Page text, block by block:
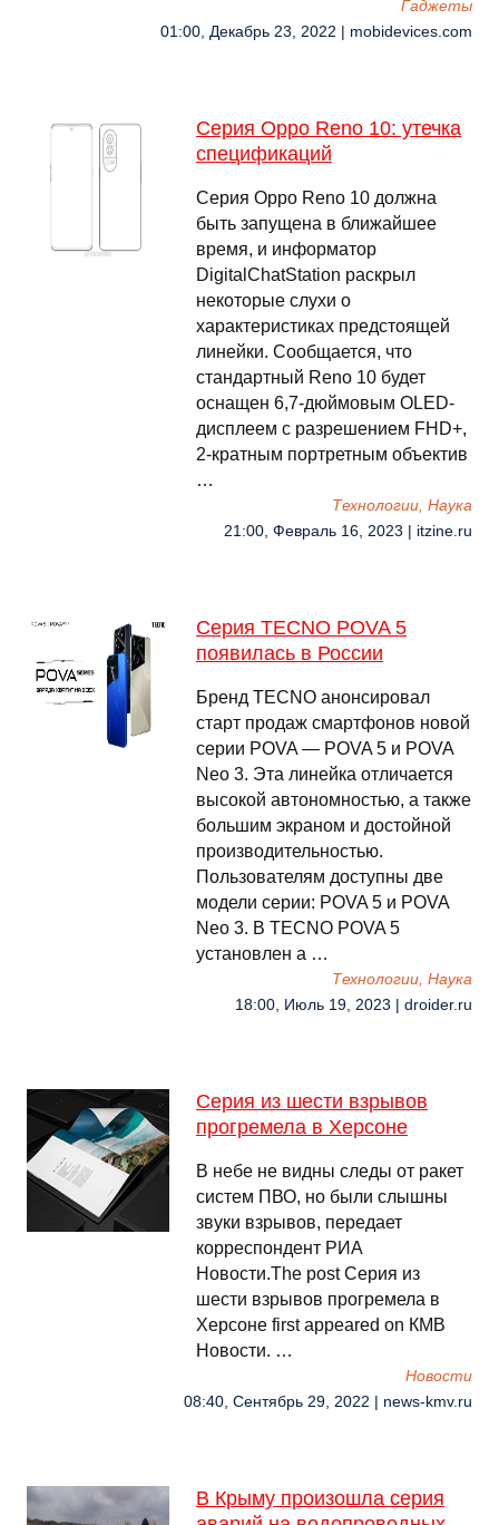
Гаджеты
01:00, Декабрь 23, 2022 | mobidevices.com
Серия Oppo Reno 10: утечка
спецификаций
Серия Oppo Reno 10 должна
быть запущена в ближайшее
время, и информатор
DigitalChatStation раскрыл
некоторые слухи о
характеристиках предстоящей
линейки. Сообщается, что
стандартный Reno 10 будет
оснащен 6,7-дюймовым OLED-
дисплеем с разрешением FHD+,
2-кратным портретным объектив
…
Технологии, Наука
21:00, Февраль 16, 2023 | itzine.ru
Серия TECNO POVA 5
появилась в России
Бренд TECNO анонсировал
старт продаж смартфонов новой
серии POVA — POVA 5 и POVA
Neo 3. Эта линейка отличается
высокой автономностью, а также
большим экраном и достойной
производительностью.
Пользователям доступны две
модели серии: POVA 5 и POVA
Neo 3. В TECNO POVA 5
установлен а …
Технологии, Наука
18:00, Июль 19, 2023 | droider.ru
Серия из шести взрывов
прогремела в Херсоне
В небе не видны следы от ракет
систем ПВО, но были слышны
звуки взрывов, передает
корреспондент РИА
Новости.The post Серия из
шести взрывов прогремела в
Херсоне first appeared on КМВ
Новости. …
Новости
08:40, Сентябрь 29, 2022 | news-kmv.ru
В Крыму произошла серия